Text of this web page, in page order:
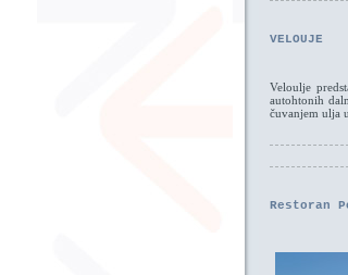
VELOUJE
Veloulje
autohtonih
čuvanjem ulja
Restoran